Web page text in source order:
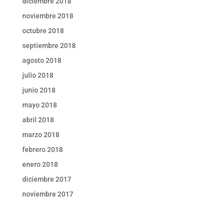
noviembre 2018
octubre 2018
septiembre 2018
agosto 2018
julio 2018
junio 2018
mayo 2018
abril 2018
marzo 2018
febrero 2018
enero 2018
diciembre 2017
noviembre 2017